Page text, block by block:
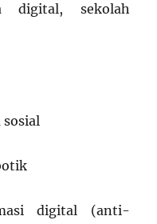
digital, sekolah
sosial
digital (anti-